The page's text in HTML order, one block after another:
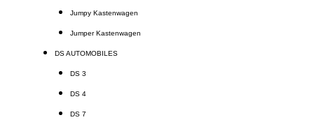
Jumpy Kastenwagen
Jumper Kastenwagen
DS AUTOMOBILES
DS 3
DS 4
DS 7